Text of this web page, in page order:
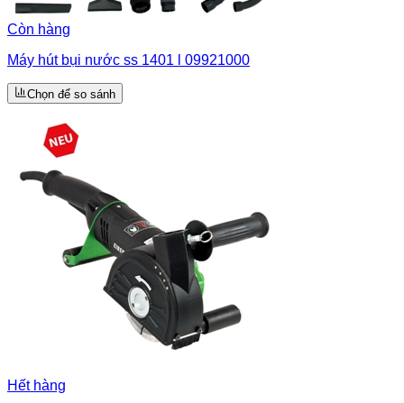
Còn hàng
Máy hút bụi nước ss 1401 l 09921000
Chọn để so sánh
Hết hàng